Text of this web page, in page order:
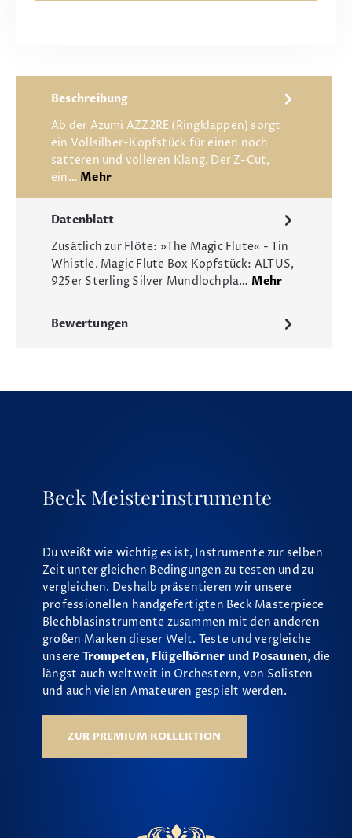
Beschreibung
Ab der Azumi AZZ2RE (Ringklappen) sorgt
ein Vollsilber-Kopfstück für einen noch
satteren und volleren Klang. Der Z-Cut,
ein… Mehr
Datenblatt
Zusätlich zur Flöte: »The Magic Flute« - Tin
Whistle. Magic Flute Box Kopfstück: ALTUS,
925er Sterling Silver Mundlochpla… Mehr
Bewertungen
Beck Meisterinstrumente
Du weißt wie wichtig es ist, Instrumente zur selben
Zeit unter gleichen Bedingungen zu testen und zu
vergleichen. Deshalb präsentieren wir unsere
professionellen handgefertigten Beck Masterpiece
Blechblasinstrumente zusammen mit den anderen
großen Marken dieser Welt. Teste und vergleiche
unsere Trompeten, Flügelhörner und Posaunen, die
längst auch weltweit in Orchestern, von Solisten
und auch vielen Amateuren gespielt werden.
ZUR PREMIUM KOLLEKTION